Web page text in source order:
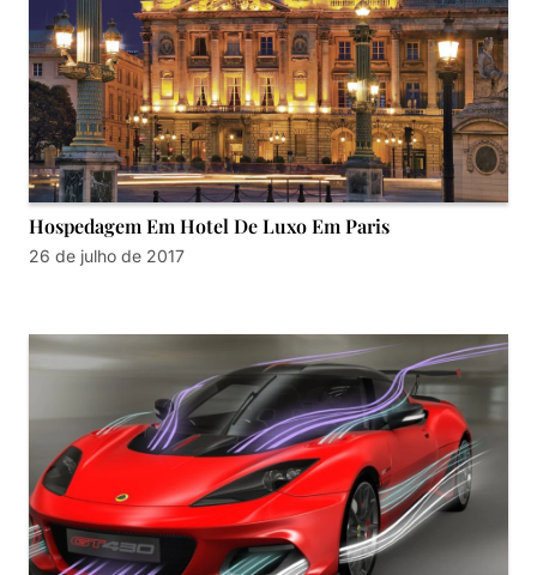
Hospedagem Em Hotel De Luxo Em Paris
26 de julho de 2017